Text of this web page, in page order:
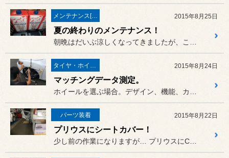
メンテナンス[(オイル・バッテリー・ＲＥＣＳなど) 2015年8月25日
夏の終わりのメンテナンス！
タイヤ・ホイール 2015年8月24日
マッチングデータ測定。
パーツ装着 2015年8月22日
プリウスにシートカバー！